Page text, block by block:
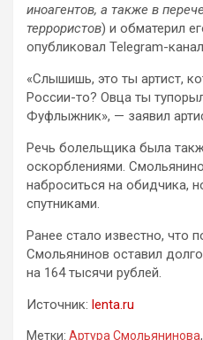
иноагентов, а также в
террористов) и обматерил
опубликовал Telegram-
«Слышишь, это ты артист,
России-то? Овца ты
Фуфлыжник», — заявил
Речь болельщика была
оскорблениями.
наброситься на обидчика,
спутниками.
Ранее стало известно, что
Смольянинов оставил
на 164 тысячи рублей.
Источник: lenta.ru
Метки: Артура Смольянинова,